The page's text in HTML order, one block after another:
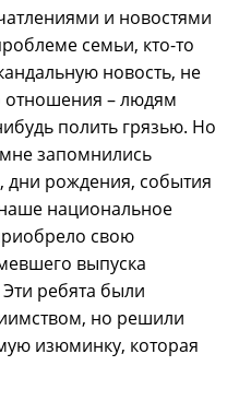
и новостями
семьи, кто-то
новость, не
– людям
полить грязью. Но
запомнились
дни рождения, события
национальное
свою
выпуска
ребята были
но решили
изюминку, которая